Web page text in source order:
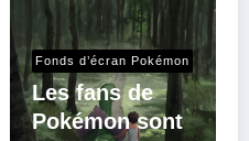
Fonds d’écran Pokémon
Les fans de
Pokémon sont